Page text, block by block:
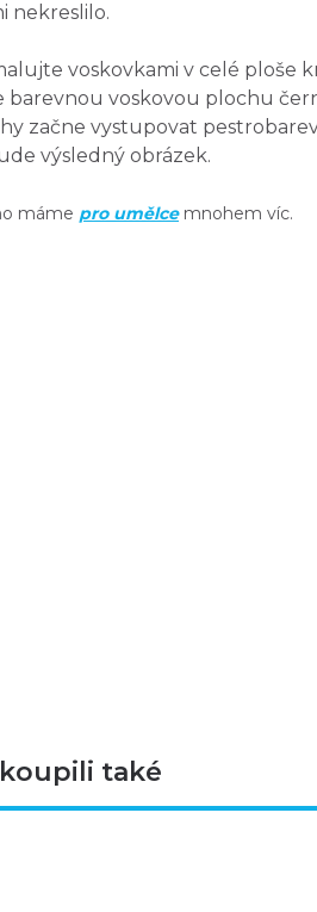
nekreslilo.
voskovkami v celé ploše
barevnou voskovou plochu
začne vystupovat
výsledný obrázek.
máme pro umělcemnohem víc.
také